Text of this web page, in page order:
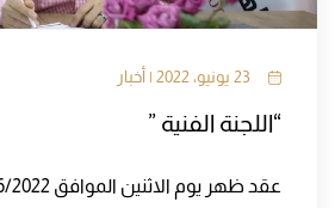
23 يونيو، 2022 | أخبار
“اللجنة الفنية ”